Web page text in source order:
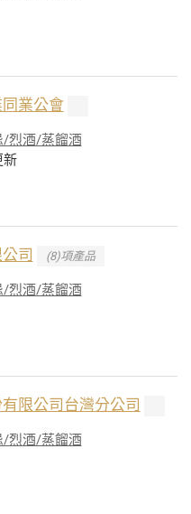
業公會
/烈酒/蒸餾酒
新
司 (8)項產品
/烈酒/蒸餾酒
限公司台灣分公司
/烈酒/蒸餾酒